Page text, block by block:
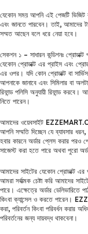
যেকোন সময় আপনি এই পেজটি ভিজিট
এবং জানতে পারবেন। তাই, আমাদের
সম্মত আছেন বলে ধরে নেয়া হবে।
সেকশন ১ – সাধারন কন্ডিশনঃ
যেকোন প্রোডাক্ট এর প্রাইস এবং
এর ওপর। যদি কোন প্রোডাক্ট বা
আপনাকে জানাবে এবং সিমিলার বা
রিফান্ড পলিসি অনুযায়ী রিফান্ড করবে।
নিতে পারেন।
আমাদের ওয়েবসাইট
আপনি সম্মতি দিচ্ছেন যে ব্যাবসার
হবার কারনে অর্ডার প্লেস করার পরও
সাজেস্ট করা হতে পারে অথবা পুরো
আমাদের সাইটের যেকোন প্রোডাক্ট এর
আমরা সর্বাত্মক চেষ্টা করি আমাদের
পারে। এক্ষেত্রে অর্ডার ডেলিভারিতে
কিংবা ক্যান্সেল ও করতে পারেন।
করা, পরিবর্তন কিংবা পরিবর্ধন
পরিবর্তনের জন্য দায়বদ্ধ থাকবেনা।